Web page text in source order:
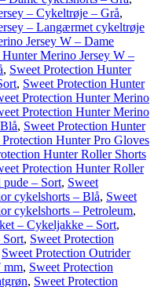
– Cykeltrøje – Grå,
– Langærmet cykeltrøje
Jersey W – Dame
Merino Jersey W –
, Sweet Protection Hunter
, Sweet Protection Hunter
Protection Hunter Merino
Protection Hunter Merino
, Sweet Protection Hunter
Protection Hunter Pro Gloves
Hunter Roller Shorts
Protection Hunter Roller
pude – Sort, Sweet
cykelshorts – Blå, Sweet
cykelshorts – Petroleum,
– Cykeljakke – Sort,
Sort, Sweet Protection
Sweet Protection Outrider
mm, Sweet Protection
, Sweet Protection